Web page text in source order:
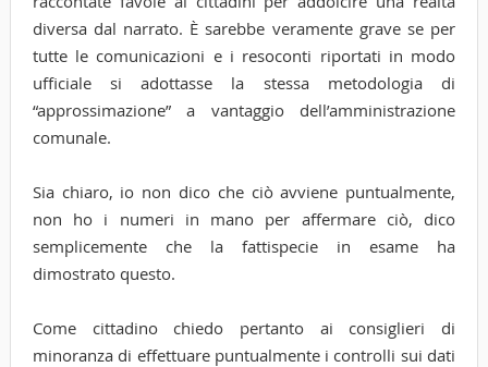
diversa dal narrato. È sarebbe veramente grave se per
tutte le comunicazioni e i resoconti riportati in modo
ufficiale si adottasse la stessa metodologia di
“approssimazione” a vantaggio dell’amministrazione
comunale.
Sia chiaro, io non dico che ciò avviene puntualmente,
non ho i numeri in mano per affermare ciò, dico
semplicemente che la fattispecie in esame ha
dimostrato questo.
Come cittadino chiedo pertanto ai consiglieri di
minoranza di effettuare puntualmente i controlli sui dati